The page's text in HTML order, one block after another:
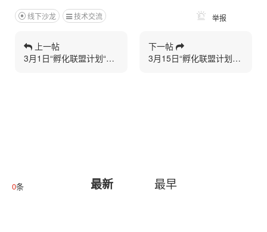
线下沙龙 技术交流 举报
上一帖
3月1日“孵化联盟计划“之百万美元技术研讨会（长沙站）
下一帖
3月15日“孵化联盟计划“之百万美元技术研讨会（湛江站）
0条 最新 最早